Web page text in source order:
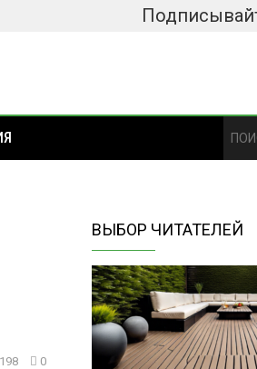
198 0
ВЫБОР ЧИТАТЕЛЕЙ